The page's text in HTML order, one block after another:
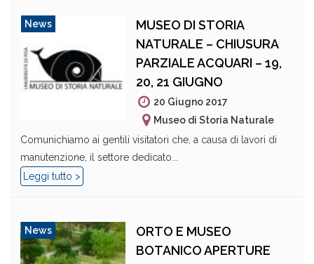
News
MUSEO DI STORIA
NATURALE – CHIUSURA
PARZIALE ACQUARI – 19,
20, 21 GIUGNO
20 Giugno 2017
Museo di Storia Naturale
Comunichiamo ai gentili visitatori che, a causa di lavori di
manutenzione, il settore dedicato...
Leggi tutto >
News
ORTO E MUSEO
BOTANICO APERTURE